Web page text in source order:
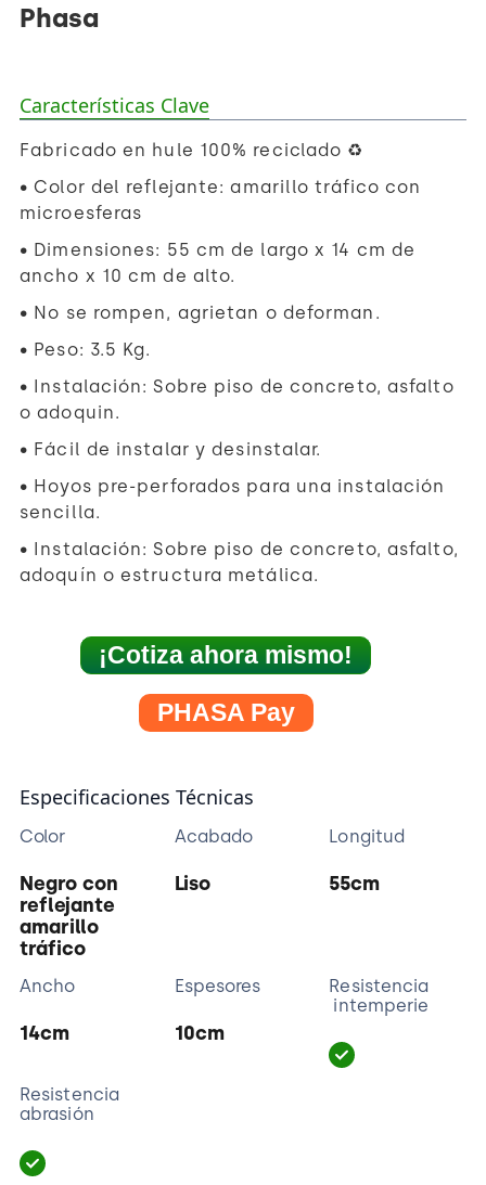
Phasa
Características Clave
Fabricado en hule 100% reciclado ♻️
• Color del reflejante: amarillo tráfico con
microesferas
• Dimensiones: 55 cm de largo x 14 cm de
ancho x 10 cm de alto.
• No se rompen, agrietan o deforman.
• Peso: 3.5 Kg.
• Instalación: Sobre piso de concreto, asfalto
o adoquin.
• Fácil de instalar y desinstalar.
• Hoyos pre-perforados para una instalación
sencilla.
• Instalación: Sobre piso de concreto, asfalto,
adoquín o estructura metálica.
¡Cotiza ahora mismo!
PHASA Pay
Especificaciones Técnicas
Color
Negro con
reflejante
amarillo
tráfico
Acabado
Liso
Longitud
55cm
Ancho
14cm
Espesores
10cm
Resistencia
intemperie
Resistencia
abrasión